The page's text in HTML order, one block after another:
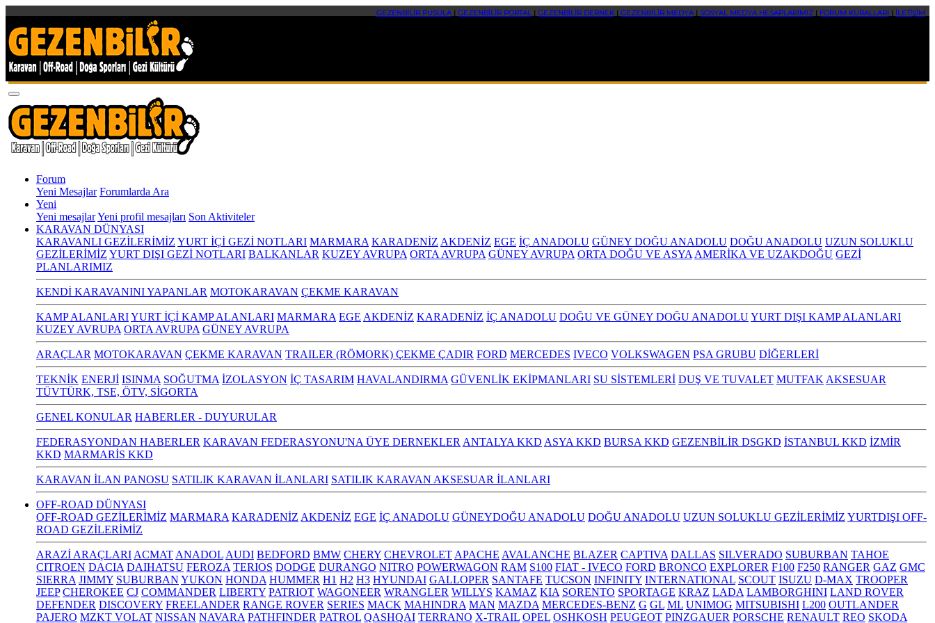
GEZENBİLİR PUSULA| GEZENBİLİR PORTAL| GEZENBİLİR DERNEK| GEZENBİLİR MEDYA| SOSYAL MEDYA HESAPLARIMIZ | FORUM KURALLARI | İLETİŞİM
Forum
Yeni Mesajlar Forumlarda Ara
Yeni
Yeni mesajlarYeni profil mesajları Son Aktiviteler
KARAVAN DÜNYASI
KARAVANLI GEZİLERİMİZ YURT İÇİ GEZİ NOTLARI MARMARA KARADENİZ AKDENİZ EGE İÇ ANADOLU GÜNEY DOĞU ANADOLU DOĞU ANADOLU UZUN SOLUKLU
GEZİLERİMİZ YURT DIŞI GEZİ NOTLARI BALKANLAR KUZEY AVRUPA ORTA AVRUPA GÜNEY AVRUPA ORTA DOĞU VE ASYA AMERİKA VE UZAKDOĞU GEZİ
PLANLARIMIZ
KENDİ KARAVANINI YAPANLAR MOTOKARAVAN ÇEKME KARAVAN
KAMP ALANLARIYURT İÇİ KAMP ALANLARI MARMARA EGE AKDENİZ KARADENİZ İÇ ANADOLU DOĞU VE GÜNEY DOĞU ANADOLUYURT DIŞI KAMP ALANLARI
KUZEY AVRUPA ORTA AVRUPA GÜNEY AVRUPA
ARAÇLAR MOTOKARAVAN ÇEKME KARAVAN TRAILER (RÖMORK) ÇEKME ÇADIR FORD MERCEDES IVECO VOLKSWAGEN PSA GRUBU DİĞERLERİ
TEKNİK ENERJİ ISINMA SOĞUTMA İZOLASYON İÇ TASARIM HAVALANDIRMA GÜVENLİK EKİPMANLARI SU SİSTEMLERİ DUŞ VE TUVALET MUTFAK AKSESUAR
TÜVTÜRK, TSE, ÖTV, SİGORTA
GENEL KONULAR HABERLER - DUYURULAR
FEDERASYONDAN HABERLER KARAVAN FEDERASYONU'NA ÜYE DERNEKLER ANTALYA KKD ASYA KKD BURSA KKD GEZENBİLİR DSGKD İSTANBUL KKD İZMİR
KKD MARMARİS KKD
KARAVAN İLAN PANOSU SATILIK KARAVAN İLANLARI SATILIK KARAVAN AKSESUAR İLANLARI
OFF-ROAD DÜNYASI
OFF-ROAD GEZİLERİMİZ MARMARA KARADENİZ AKDENİZ EGE İÇ ANADOLU GÜNEYDOĞU ANADOLU DOĞU ANADOLU UZUN SOLUKLU GEZİLERİMİZ YURTDIŞI OFF-
ROAD GEZİLERİMİZ
ARAZİ ARAÇLARI ACMAT ANADOL AUDI BEDFORD BMW CHERY CHEVROLET APACHE AVALANCHE BLAZER CAPTIVA DALLAS SILVERADO SUBURBAN TAHOE
CITROEN DACIA DAIHATSU FEROZA TERIOS DODGE DURANGO NITRO POWERWAGON RAM S100 FIAT - IVECO FORD BRONCO EXPLORER F100 F250 RANGER GAZ GMC
SIERRA JIMMY SUBURBAN YUKON HONDA HUMMER H1 H2 H3 HYUNDAI GALLOPER SANTAFE TUCSON INFINITY INTERNATIONAL SCOUT ISUZU D-MAX TROOPER
JEEP CHEROKEE CJ COMMANDER LIBERTY PATRIOT WAGONEER WRANGLER WILLYS KAMAZ KIA SORENTO SPORTAGE KRAZ LADA LAMBORGHINI LAND ROVER
DEFENDER DISCOVERY FREELANDER RANGE ROVER SERIES MACK MAHINDRA MAN MAZDA MERCEDES-BENZ G GL ML UNIMOG MITSUBISHI L200 OUTLANDER
PAJERO MZKT VOLAT NISSAN NAVARA PATHFINDER PATROL QASHQAI TERRANO X-TRAIL OPEL OSHKOSH PEUGEOT PINZGAUER PORSCHE RENAULT REO SKODA